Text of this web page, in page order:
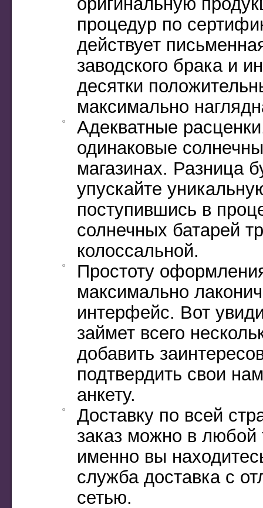
процедур по
действует
заводского брака и
десятки
максимально
Адекватные
одинаковые
магазинах. Разница
упускайте
поступившись в
солнечных батарей
колоссальной.
Простоту
максимально
интерфейс. Вот
займет всего
добавить
подтвердить свои
анкету.
Доставку по всей
заказ можно в любой
именно вы
служба доставка с
сетью.